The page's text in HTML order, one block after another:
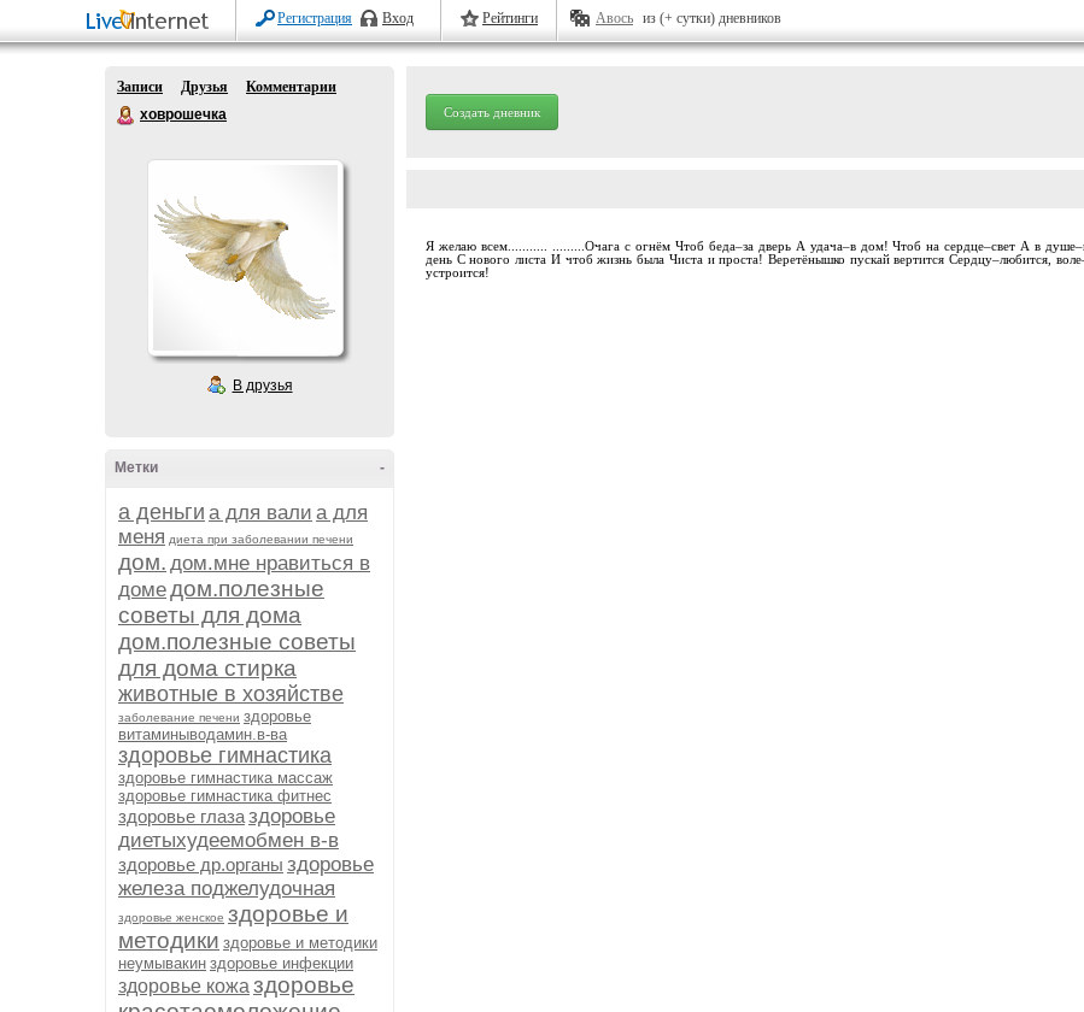
Регистрация Вход Рейтинги Авось из (+ сутки) дневников
Записи Друзья
Комментарии
ховрошечка
В друзья
-
Метки
а деньги а для вали а для
меня диета при заболевании печени
дом. дом.мне нравиться в
домедом.полезные
советы для дома
дом.полезные советы
для дома стирка
животные в хозяйстве
заболевание печени здоровье
витаминыводамин.в-ва
здоровье гимнастика
здоровье гимнастика массаж
здоровье гимнастика фитнес
здоровье глазаздоровье
диетыхудеемобмен в-в
здоровье др.органы здоровье
железа поджелудочная
здоровье женское здоровье и
методики здоровье и методики
неумывакин здоровье инфекции
здоровье кожа здоровье
Создать дневник
Я желаю всем........... .........Очага с огнём Чтоб беда–за дверь А удача–в дом! Чтоб на сердце–свет А в
день С нового листа И чтоб жизнь была Чиста и проста! Веретёнышко пускай вертится Сердцу–любится,
устроится!